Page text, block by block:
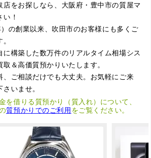
店をお探しなら、大阪府・豊中市の質屋マ
！
の創業以来、吹田市のお客様にも多くご
に構築した数万件のリアルタイム相場シス
＆高価質預かりいたします。
、ご相談だけでも大丈夫。お気軽にご来
いませ。
を借りる質預かり（質入れ）について、
質預かりでのご利用をご覧ください。